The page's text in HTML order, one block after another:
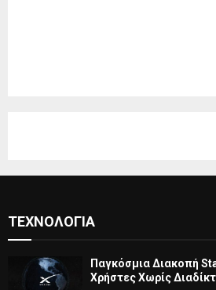
ΤΕΧΝΟΛΟΓΊΑ
Παγκόσμια Διακοπή
Χρήστες Χωρίς